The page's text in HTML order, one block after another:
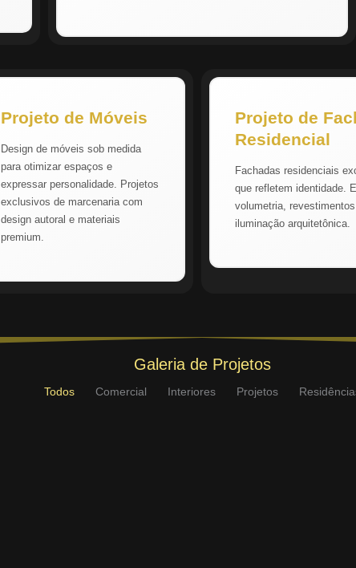
Projeto de Móveis
Design de móveis sob medida
para otimizar espaços e
expressar personalidade. Projetos
exclusivos de marcenaria com
design autoral e materiais
premium.
Projeto de
Residencial
Fachadas residenciais
que refletem identidade.
volumetria,
iluminação arquitetônica.
Galeria de Projetos
Todos Comercial Interiores Projetos